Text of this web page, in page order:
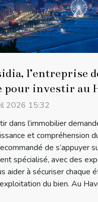
l’entreprise
pour investir au
!
2026 15:32
dans l’immobilier
et compréhension
de s’appuyer
spécialisé, avec des
aider à sécuriser chaque
du bien. Au